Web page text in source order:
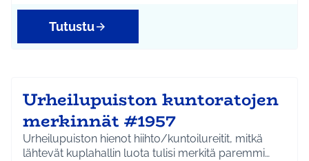
Tutustu
Urheilupuiston kuntoratojen
merkinnät #1957
Urheilupuiston hienot hiihto/kuntoilureitit, mitkä
lähtevät kuplahallin luota tulisi merkitä paremmi…